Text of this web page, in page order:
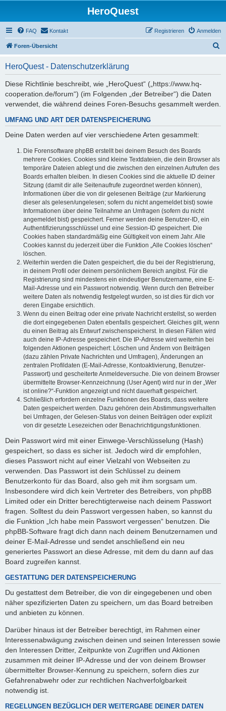
HeroQuest
FAQ Kontakt Anmelden
Registrieren
Foren-Übersicht
HeroQuest - Datenschutzerklärung
Diese Richtlinie beschreibt, wie „HeroQuest“ („https://www.hq-
cooperation.de/forum“) (im Folgenden „der Betreiber“) die Daten
verwendet, die während deines Foren-Besuchs gesammelt werden.
UMFANG UND ART DER DATENSPEICHERUNG
Deine Daten werden auf vier verschiedene Arten gesammelt:
Die Forensoftware phpBB erstellt bei deinem Besuch des Boards
mehrere Cookies. Cookies sind kleine Textdateien, die dein Browser als
temporäre Dateien ablegt und die zwischen den einzelnen Aufrufen des
Boards erhalten bleiben. In diesen Cookies sind die aktuelle ID deiner
Sitzung (damit dir alle Seitenaufrufe zugeordnet werden können),
Informationen über die von dir gelesenen Beiträge (zur Markierung
dieser als gelesen/ungelesen; sofern du nicht angemeldet bist) sowie
Informationen über deine Teilnahme an Umfragen (sofern du nicht
angemeldet bist) gespeichert. Ferner werden deine Benutzer-ID, ein
Authentifizierungsschlüssel und eine Session-ID gespeichert. Die
Cookies haben standardmäßig eine Gültigkeit von einem Jahr. Alle
Cookies kannst du jederzeit über die Funktion „Alle Cookies löschen“
löschen.
Weiterhin werden die Daten gespeichert, die du bei der Registrierung,
in deinem Profil oder deinem persönlichem Bereich angibst. Für die
Registrierung sind mindestens ein eindeutiger Benutzername, eine E-
Mail-Adresse und ein Passwort notwendig. Wenn durch den Betreiber
weitere Daten als notwendig festgelegt wurden, so ist dies für dich vor
deren Eingabe ersichtlich.
Wenn du einen Beitrag oder eine private Nachricht erstellst, so werden
die dort eingegebenen Daten ebenfalls gespeichert. Gleiches gilt, wenn
du einen Beitrag als Entwurf zwischenspeicherst. In diesen Fällen wird
auch deine IP-Adresse gespeichert. Die IP-Adresse wird weiterhin bei
folgenden Aktionen gespeichert: Löschen und Ändern von Beiträgen
(dazu zählen Private Nachrichten und Umfragen), Änderungen an
zentralen Profildaten (E-Mail-Adresse, Kontoaktivierung, Benutzer-
Passwort) und gescheiterte Anmeldeversuche. Die von deinem Browser
übermittelte Browser-Kennzeichnung (User Agent) wird nur in der „Wer
ist online?“-Funktion angezeigt und nicht dauerhaft gespeichert.
Schließlich erfordern einzelne Funktionen des Boards, dass weitere
Daten gespeichert werden. Dazu gehören dein Abstimmungsverhalten
bei Umfragen, der Gelesen-Status von deinen Beiträgen oder explizit
von dir gesetzte Lesezeichen oder Benachrichtigungsfunktionen.
Dein Passwort wird mit einer Einwege-Verschlüsselung (Hash)
gespeichert, so dass es sicher ist. Jedoch wird dir empfohlen,
dieses Passwort nicht auf einer Vielzahl von Webseiten zu
verwenden. Das Passwort ist dein Schlüssel zu deinem
Benutzerkonto für das Board, also geh mit ihm sorgsam um.
Insbesondere wird dich kein Vertreter des Betreibers, von phpBB
Limited oder ein Dritter berechtigterweise nach deinem Passwort
fragen. Solltest du dein Passwort vergessen haben, so kannst du
die Funktion „Ich habe mein Passwort vergessen“ benutzen. Die
phpBB-Software fragt dich dann nach deinem Benutzernamen und
deiner E-Mail-Adresse und sendet anschließend ein neu
generiertes Passwort an diese Adresse, mit dem du dann auf das
Board zugreifen kannst.
GESTATTUNG DER DATENSPEICHERUNG
Du gestattest dem Betreiber, die von dir eingegebenen und oben
näher spezifizierten Daten zu speichern, um das Board betreiben
und anbieten zu können.
Darüber hinaus ist der Betreiber berechtigt, im Rahmen einer
Interessenabwägung zwischen deinen und seinen Interessen sowie
den Interessen Dritter, Zeitpunkte von Zugriffen und Aktionen
zusammen mit deiner IP-Adresse und der von deinem Browser
übermittelter Browser-Kennung zu speichern, sofern dies zur
Gefahrenabwehr oder zur rechtlichen Nachverfolgbarkeit
notwendig ist.
REGELUNGEN BEZÜGLICH DER WEITERGABE DEINER DATEN